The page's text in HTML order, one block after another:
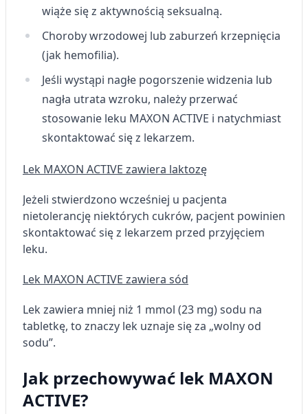
wiąże się z aktywnością seksualną.
Choroby wrzodowej lub zaburzeń krzepnięcia
(jak hemofilia).
Jeśli wystąpi nagłe pogorszenie widzenia lub
nagła utrata wzroku, należy przerwać
stosowanie leku MAXON ACTIVE i natychmiast
skontaktować się z lekarzem.
Lek MAXON ACTIVE zawiera laktozę
Jeżeli stwierdzono wcześniej u pacjenta
nietolerancję niektórych cukrów, pacjent powinien
skontaktować się z lekarzem przed przyjęciem
leku.
Lek MAXON ACTIVE zawiera sód
Lek zawiera mniej niż 1 mmol (23 mg) sodu na
tabletkę, to znaczy lek uznaje się za „wolny od
sodu”.
Jak przechowywać lek MAXON
ACTIVE?